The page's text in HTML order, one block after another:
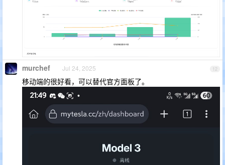
12
murchef Jul 24, 2025
移动端的很好看，可以替代官方面板了。